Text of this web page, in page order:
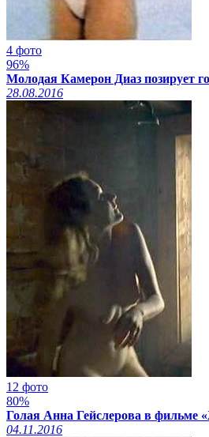
4 фото
96%
Молодая Камерон Диаз позирует
28.08.2016
12 фото
80%
Голая Анна Гейслерова в фильме
04.11.2016